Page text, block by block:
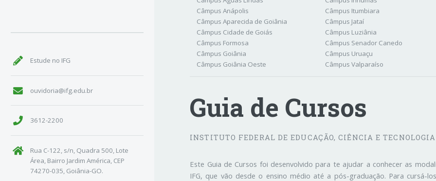
Guia de Cursos
INSTITUTO FEDERAL DE EDUCAÇÃO, CIÊNCIA E
Este Guia de Cursos foi desenvolvido para te ajudar a conhecer as
IFG, que vão desde o ensino médio até a pós-graduação. Para cursá-
Câmpus Anápolis
Câmpus Aparecida de Goiânia
Câmpus Cidade de Goiás
Câmpus Formosa
Câmpus Goiânia
Câmpus Goiânia Oeste
Câmpus Itumbiara
Câmpus Jataí
Câmpus Luziânia
Câmpus Senador Canedo
Câmpus Uruaçu
Câmpus Valparaíso
Estude no IFG
ouvidoria@ifg.edu.br
3612-2200
Rua C-122, s/n, Quadra 500, Lote
Área, Bairro Jardim América, CEP
74270-035, Goiânia-GO.